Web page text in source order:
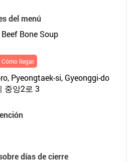
del menú
Bone Soup
Cómo llegar
Pyeongtaek-si, Gyeonggi-do
중앙2로 3
días de cierre